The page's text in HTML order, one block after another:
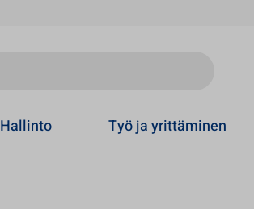
Hallinto Työ ja yrittäminen